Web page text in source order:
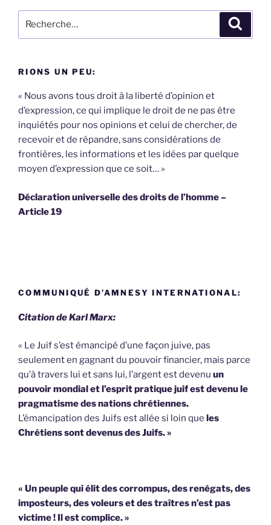
pour
RIONS UN PEU:
« Nous avons tous droit à la liberté d’opinion et
d’expression, ce qui implique le droit de ne pas être
inquiétés pour nos opinions et celui de chercher, de
recevoir et de répandre, sans considérations de
frontières, les informations et les idées par quelque
moyen d’expression que ce soit… »
Déclaration universelle des droits de l’homme –
Article 19
COMMUNIQUÉ D’AMNESY INTERNATIONAL:
Citation de Karl Marx:
« Le Juif s’est émancipé d’une façon juive, pas
seulement en gagnant du pouvoir financier, mais parce
qu’à travers lui et sans lui, l’argent est devenu un
pouvoir mondial et l’esprit pratique juif est devenu le
pragmatisme des nations chrétiennes.
L’émancipation des Juifs est allée si loin que les
Chrétiens sont devenus des Juifs. »
« Un peuple qui élit des corrompus, des renégats, des
imposteurs, des voleurs et des traîtres n’est pas
victime ! Il est complice. »